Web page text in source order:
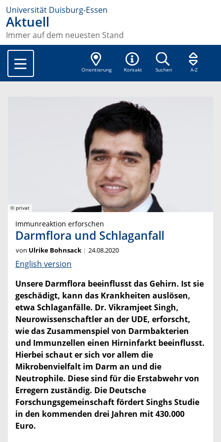
Universität Duisburg-Essen
Aktuell
Immer auf dem neuesten Stand
Orientierung Kontakt Suchen A-Z
© privat
Immunreaktion erforschen
Darmflora und Schlaganfall
von Ulrike Bohnsack 24.08.2020
English version
Unsere Darmflora beeinflusst das Gehirn. Ist sie
geschädigt, kann das Krankheiten auslösen,
etwa Schlaganfälle. Dr. Vikramjeet Singh,
Neurowissenschaftler an der UDE, erforscht,
wie das Zusammenspiel von Darmbakterien
und Immunzellen einen Hirninfarkt beeinflusst.
Hierbei schaut er sich vor allem die
Mikrobenvielfalt im Darm an und die
Neutrophile. Diese sind für die Erstabwehr von
Erregern zuständig. Die Deutsche
Forschungsgemeinschaft fördert Singhs Studie
in den kommenden drei Jahren mit 430.000
Euro.